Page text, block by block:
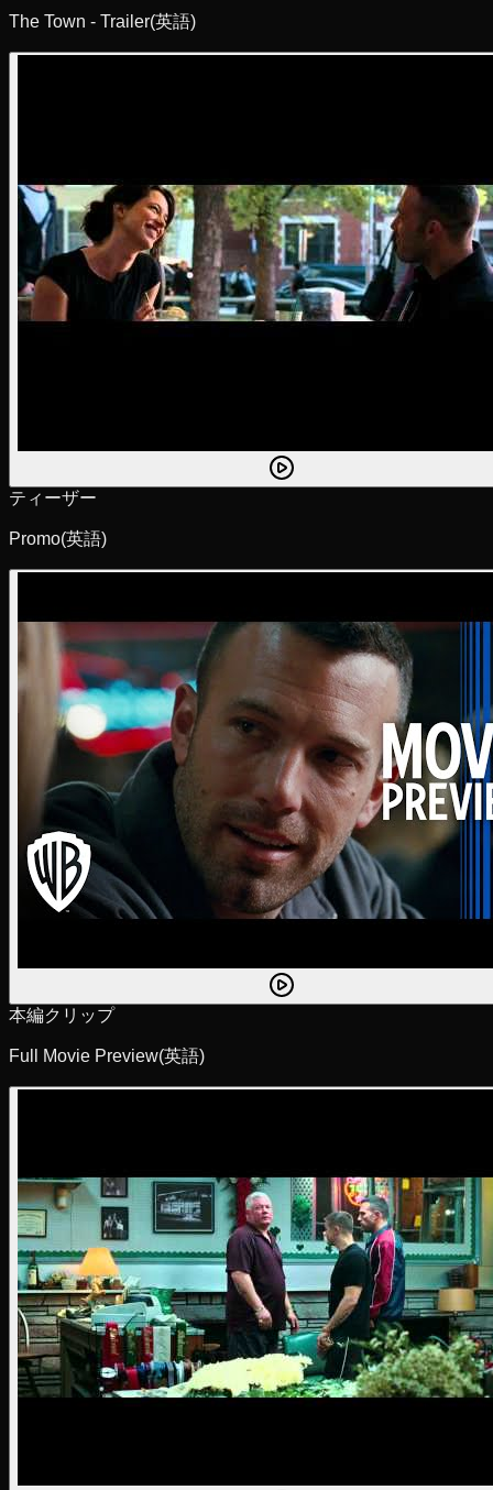
The Town - Trailer(英語)
ティーザー
Promo(英語)
本編クリップ
Full Movie Preview(英語)